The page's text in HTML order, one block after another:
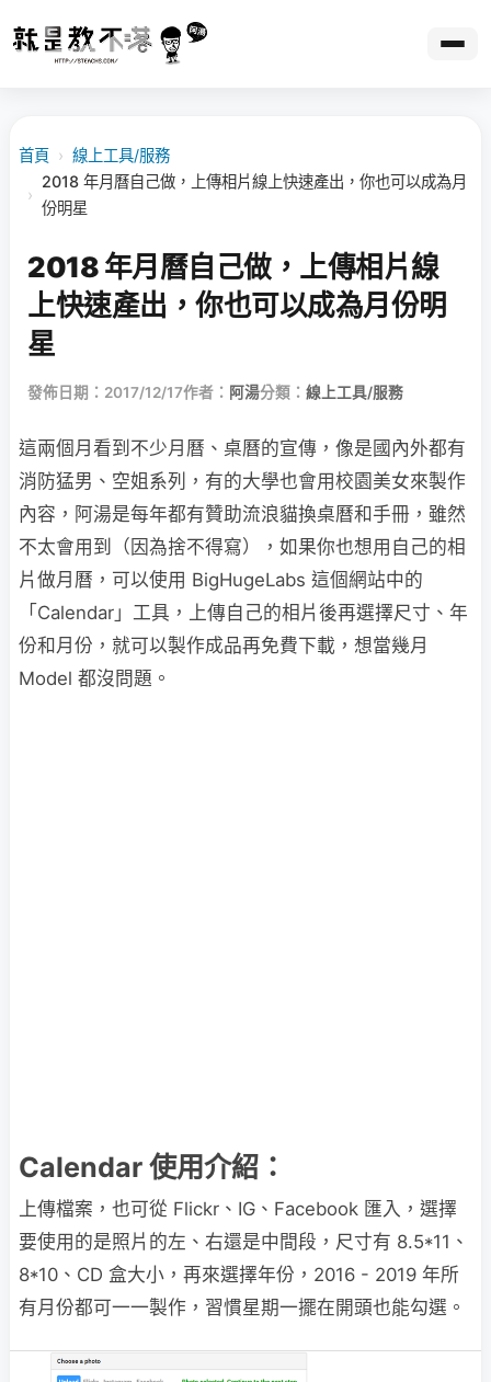
首頁 › 線上工具/服務
›
2018 年月曆自己做，上傳相片線上快速產出，你也可以成為月
份明星
2018 年月曆自己做，上傳相片線
上快速產出，你也可以成為月份明
星
發佈日期：2017/12/17作者： 阿湯分類： 線上工具/服務
這兩個月看到不少月曆、桌曆的宣傳，像是國內外都有
消防猛男、空姐系列，有的大學也會用校園美女來製作
內容，阿湯是每年都有贊助流浪貓換桌曆和手冊，雖然
不太會用到（因為捨不得寫），如果你也想用自己的相
片做月曆，可以使用 BigHugeLabs 這個網站中的
「Calendar」工具，上傳自己的相片後再選擇尺寸、年
份和月份，就可以製作成品再免費下載，想當幾月
Model 都沒問題。
Calendar 使用介紹：
上傳檔案，也可從 Flickr、IG、Facebook 匯入，選擇
要使用的是照片的左、右還是中間段，尺寸有 8.5*11、
8*10、CD 盒大小，再來選擇年份，2016 - 2019 年所
有月份都可一一製作，習慣星期一擺在開頭也能勾選。